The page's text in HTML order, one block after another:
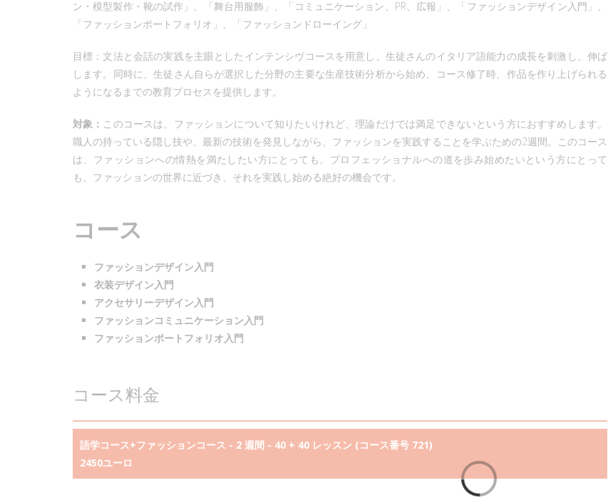
ン・模型製作・靴の試作」、「舞台用服飾」、「コミュニケーション、PR、広報」、「ファッションデザイン入門」、
「ファッションポートフォリオ」、「ファッションドローイング」
目標：文法と会話の実践を主眼としたインテンシヴコースを用意し、生徒さんのイタリア語能力の成長を刺激し、伸ば
します。同時に、生徒さん自らが選択した分野の主要な生産技術分析から始め、コース修了時、作品を作り上げられる
ようになるまでの教育プロセスを提供します。
対象： このコースは、ファッションについて知りたいけれど、理論だけでは満足できないという方におすすめします。
職人の持っている隠し技や、最新の技術を発見しながら、ファッションを実践することを学ぶための2週間。このコース
は、ファッションへの情熱を満たしたい方にとっても、プロフェッショナルへの道を歩み始めたいという方にとって
も、ファッションの世界に近づき、それを実践し始める絶好の機会です。
コース
ファッションデザイン入門
衣装デザイン入門
アクセサリーデザイン入門
ファッションコミュニケーション入門
ファッションポートフォリオ入門
コース料金
語学コース+ファッションコース - 2 週間 - 40 + 40 レッスン (コース番号 721)
2450ユーロ